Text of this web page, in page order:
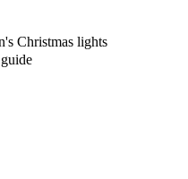
Christmas lights